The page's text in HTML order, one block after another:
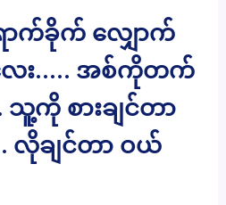
ာက်ခိုက် လျှောက်
ေး….. အစ်ကိုတက်
သူ့ကို စားချင်တာ
လိုချင်တာ ဝယ်